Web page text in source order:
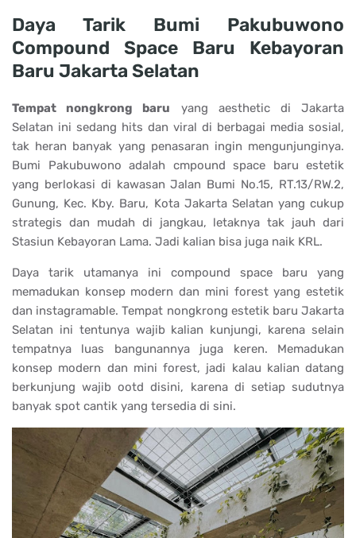
Daya Tarik Bumi Pakubuwono
Compound Space Baru Kebayoran
Baru Jakarta Selatan
Tempat nongkrong baru yang aesthetic di Jakarta
Selatan ini sedang hits dan viral di berbagai media sosial,
tak heran banyak yang penasaran ingin mengunjunginya.
Bumi Pakubuwono adalah cmpound space baru estetik
yang berlokasi di kawasan Jalan Bumi No.15, RT.13/RW.2,
Gunung, Kec. Kby. Baru, Kota Jakarta Selatan yang cukup
strategis dan mudah di jangkau, letaknya tak jauh dari
Stasiun Kebayoran Lama. Jadi kalian bisa juga naik KRL.
Daya tarik utamanya ini compound space baru yang
memadukan konsep modern dan mini forest yang estetik
dan instagramable. Tempat nongkrong estetik baru Jakarta
Selatan ini tentunya wajib kalian kunjungi, karena selain
tempatnya luas bangunannya juga keren. Memadukan
konsep modern dan mini forest, jadi kalau kalian datang
berkunjung wajib ootd disini, karena di setiap sudutnya
banyak spot cantik yang tersedia di sini.